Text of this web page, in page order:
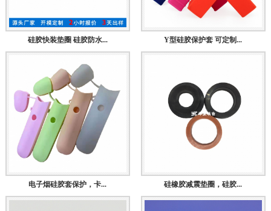
硅胶快装垫圈 硅胶防水... Y型硅胶保护套 可定制...
电子烟硅胶套保护，卡... 硅橡胶减震垫圈，硅胶...